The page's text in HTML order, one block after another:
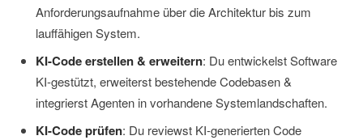
Anforderungsaufnahme über die Architektur bis zum
lauffähigen System.
KI-Code erstellen & erweitern: Du entwickelst Software
KI-gestützt, erweiterst bestehende Codebasen &
integrierst Agenten in vorhandene Systemlandschaften.
KI-Code prüfen: Du reviewst KI-generierten Code